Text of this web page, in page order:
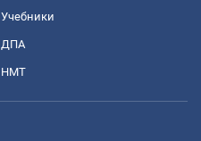
Учебники
ДПА
НМТ